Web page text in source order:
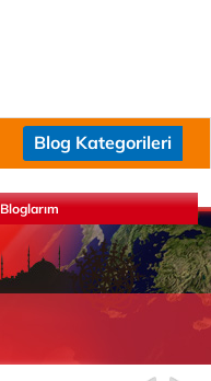
Blog Kategorileri
Bloglarım